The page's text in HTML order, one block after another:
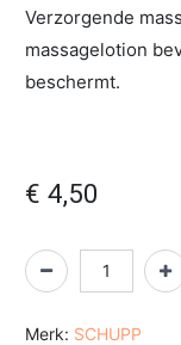
Verzorgende
massagelotion
beschermt.
€ 4,50
Merk: SCHUPP